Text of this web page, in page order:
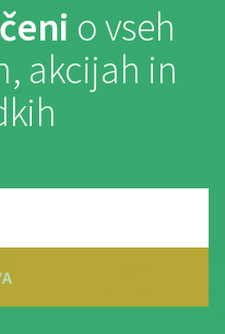
o vseh
akcijah in